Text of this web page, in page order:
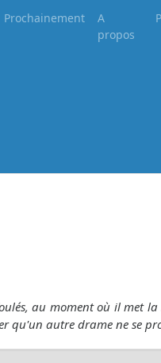
Prochainement
A
propos
au moment où il met
qu'un autre drame ne se